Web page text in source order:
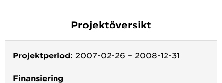
Projektöversikt
Projektperiod: 2007-02-26 – 2008-12-31
Finansiering